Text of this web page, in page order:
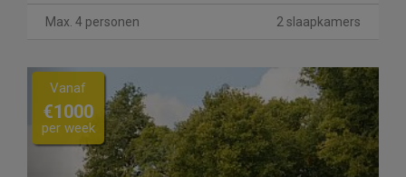
Max. 4 personen 2 slaapkamers
Previous Next
Vanaf
€1000
per week